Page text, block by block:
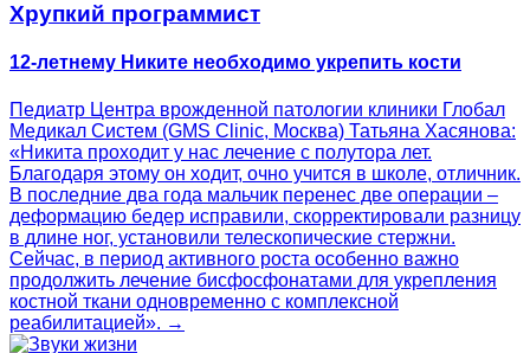
Хрупкий программист
12-летнему Никите необходимо укрепить кости
Педиатр Центра врожденной патологии клиники Глобал
Медикал Систем (GMS Clinic, Москва) Татьяна Хасянова:
«Никита проходит у нас лечение с полутора лет.
Благодаря этому он ходит, очно учится в школе, отличник.
В последние два года мальчик перенес две операции –
деформацию бедер исправили, скорректировали разницу
в длине ног, установили телескопические стержни.
Сейчас, в период активного роста особенно важно
продолжить лечение бисфосфонатами для укрепления
костной ткани одновременно с комплексной
реабилитацией». →